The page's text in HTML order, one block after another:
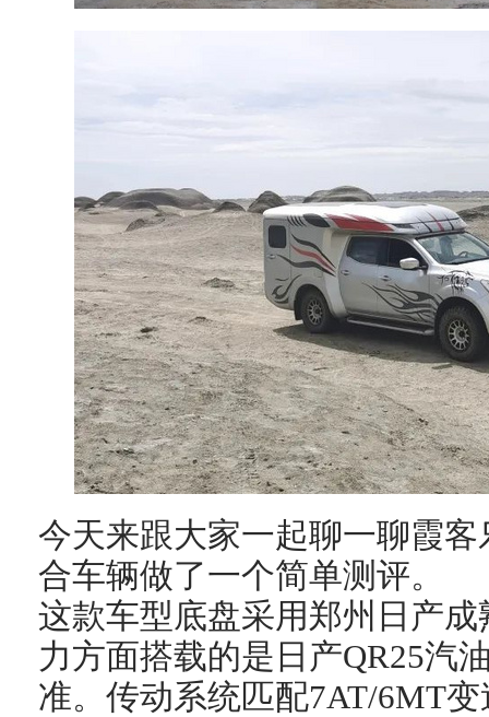
今天来跟大家一起聊一聊霞
合车辆做了一个简单测评。
这款车型底盘采用郑州日产
力方面搭载的是日产QR25汽
准。传动系统匹配7AT/6MT